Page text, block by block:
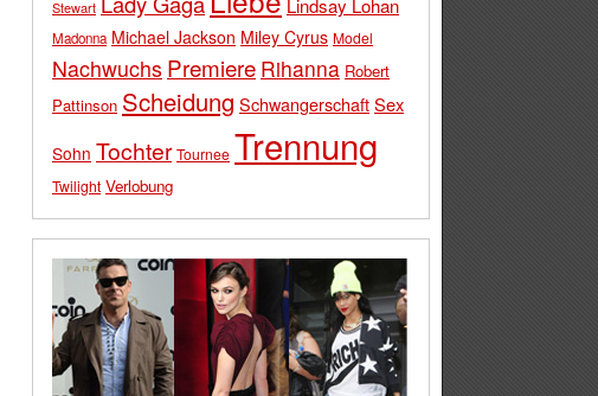
Stewart
Madonna Michael Jackson Miley Cyrus Model
Nachwuchs Premiere Rihanna Robert
Pattinson Scheidung SchwangerschaftSex
Sohn Tochter Tournee Trennung
Twilight Verlobung